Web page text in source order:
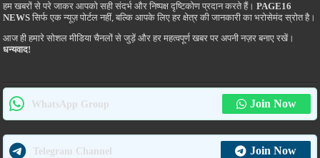
हम खबरों से परे जाकर आपको सही संदर्भ और निष्पक्ष दृष्टिकोण प्रदान करते हैं।PAGE16
NEWS सिर्फ एक न्यूज़ पोर्टल नहीं, बल्कि आपके लिए हर क्षेत्र की जानकारी का भरोसेमंद स्रोत है।
आज ही हमारे सोशल मीडिया चैनलों से जुड़ें और हर महत्वपूर्ण खबर पर अपनी नज़र बनाए रखें।
धन्यवाद!
WhatsApp Group Join Now
Telegram Channel Join Now